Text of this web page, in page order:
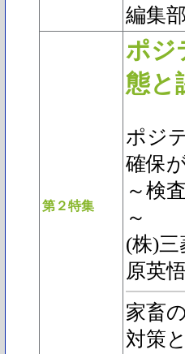
編集
第２特集
ポジ
態と
ポジ
確保
～検
～
(株)
原英
家畜
対策